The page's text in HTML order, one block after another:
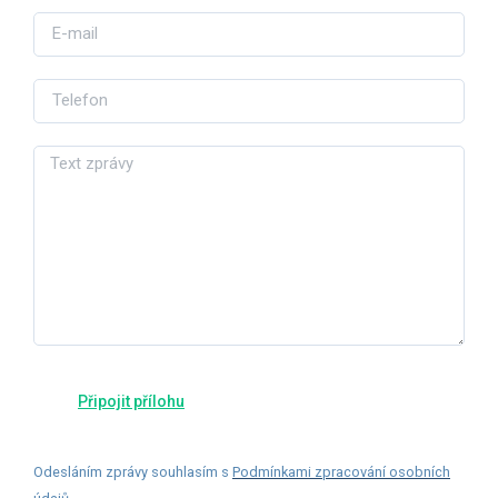
Odesláním zprávy souhlasím s Podmínkami zpracování osobních